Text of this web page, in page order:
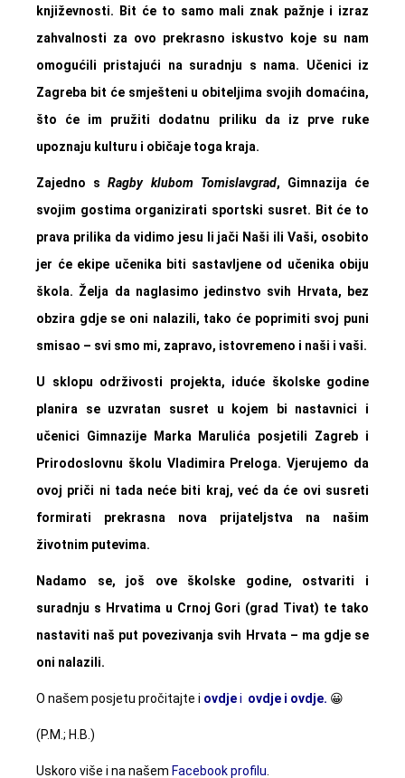
književnosti. Bit će to samo mali znak pažnje i izraz
zahvalnosti za ovo prekrasno iskustvo koje su nam
omogućili pristajući na suradnju s nama. Učenici iz
Zagreba bit će smješteni u obiteljima svojih domaćina,
što će im pružiti dodatnu priliku da iz prve ruke
upoznaju kulturu i običaje toga kraja.
Zajedno sRagby klubom Tomislavgrad, Gimnazija će
svojim gostima organizirati sportski susret. Bit će to
prava prilika da vidimo jesu li jači Naši ili Vaši, osobito
jer će ekipe učenika biti sastavljene od učenika obiju
škola. Želja da naglasimo jedinstvo svih Hrvata, bez
obzira gdje se oni nalazili, tako će poprimiti svoj puni
smisao – svi smo mi, zapravo, istovremeno i naši i vaši.
U sklopu održivosti projekta, iduće školske godine
planira se uzvratan susret u kojem bi nastavnici i
učenici Gimnazije Marka Marulića posjetili Zagreb i
Prirodoslovnu školu Vladimira Preloga. Vjerujemo da
ovoj priči ni tada neće biti kraj, već da će ovi susreti
formirati prekrasna nova prijateljstva na našim
životnim putevima.
Nadamo se, još ove školske godine, ostvariti i
suradnju s Hrvatima u Crnoj Gori (grad Tivat) te tako
nastaviti naš put povezivanja svih Hrvata – ma gdje se
oni nalazili.
O našem posjetu pročitajte i ovdjei ovdje i ovdje. 😀
(P.M.; H.B.)
Uskoro više i na našem Facebook profilu.